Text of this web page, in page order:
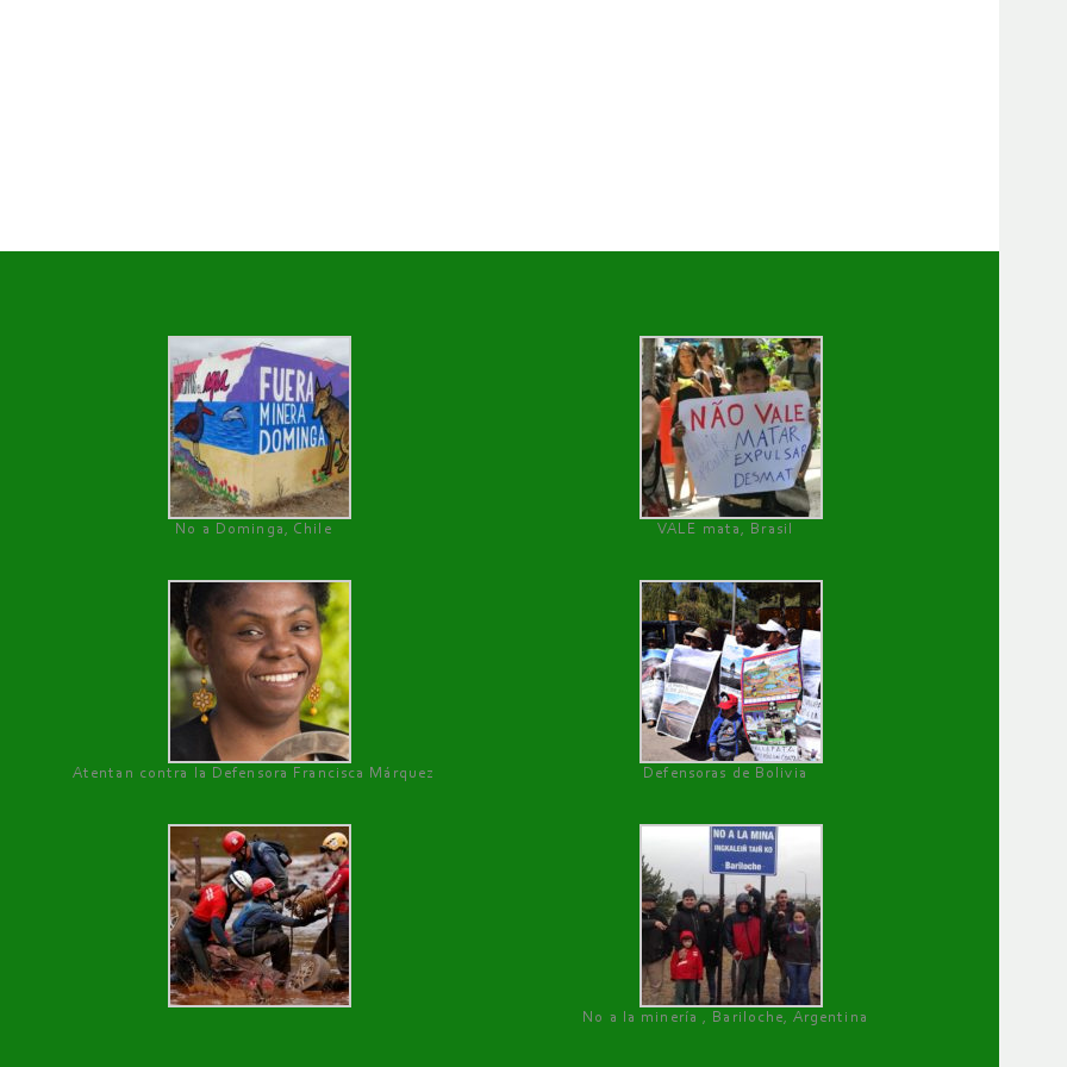
No a Dominga, Chile
VALE mata, Brasil
Atentan contra la Defensora Francisca Márquez Defensoras de Bolivia
No a la minería , Bariloche, Argentina